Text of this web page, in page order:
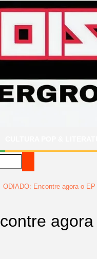
ODIADO: Encontre agora o